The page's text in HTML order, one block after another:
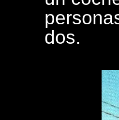
dos.